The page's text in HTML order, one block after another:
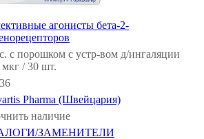
агонисты бета-2-
с порошком с устр-вом д/ингаляции
мкг / 30 шт.
Pharma (Швейцария)
наличие
ЗАМЕНИТЕЛИ